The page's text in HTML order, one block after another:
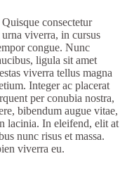
consectetur
viverra, in cursus
congue. Nunc
ligula sit amet
viverra tellus magna
Integer ac placerat
per conubia nostra,
bibendum augue vitae,
lacinia. In eleifend, elit at
nunc risus et massa.
viverra eu.